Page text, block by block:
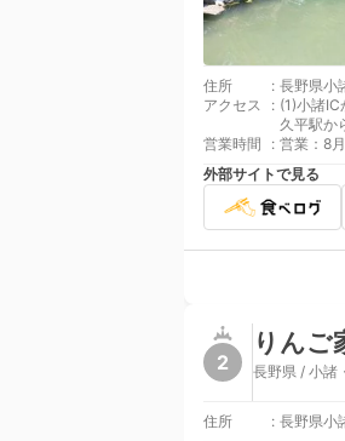
住所 : 長野県小
アクセス
: (1)小諸ICから車で10分 (2)JR北陸新幹線軽井沢駅から
久平駅か
営業時間
: 営業：8
外部サイトで見る
2
りんご
長野県 / 小諸
住所 : 長野県小